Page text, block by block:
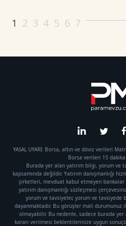
1 2 3 4 5 6 7
YASAL UYARI: Borsa, altın ve döviz verileri
Borsa verileri 15
Burada yer alan yatırım bilgi, yorum ve
kapsamında değildir. Yatırım danışmanlığı
şirketleri, mevduat kabul etmeyen
yatırım danışmanlığı sözleşmesi
yorum ve tavsiyeler, yorum ve tavsiyede
dayanmaktadır. Bu görüşler mali
olmayabilir. Bu nedenle, sadece burada yer
kararı verilmesi beklentilerinize uygun